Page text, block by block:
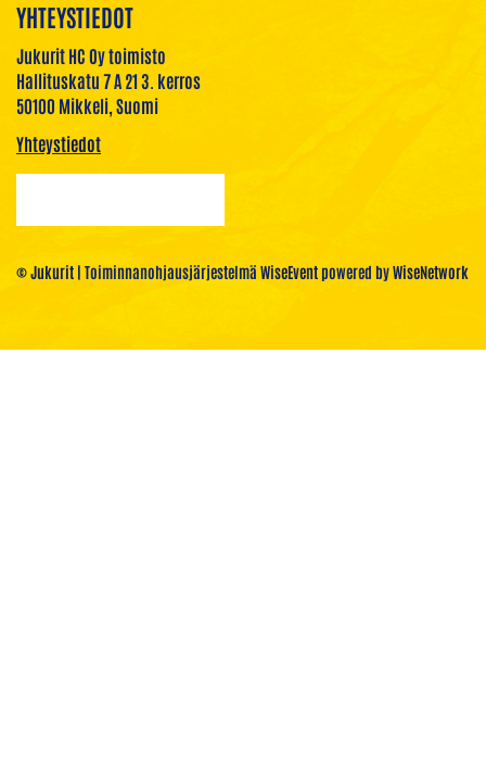
YHTEYSTIEDOT
Jukurit HC Oy toimisto
Hallituskatu 7 A 21 3. kerros
50100 Mikkeli, Suomi
Yhteystiedot
© Jukurit | Toiminnanohjausjärjestelmä WiseEventpowered byWiseNetwork